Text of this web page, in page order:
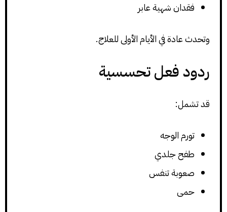
فقدان شهية عابر
وتحدث عادة في الأيام الأولى للعلاج.
ردود فعل تحسسية
قد تشمل:
تورم الوجه
طفح جلدي
صعوبة تنفس
حمى